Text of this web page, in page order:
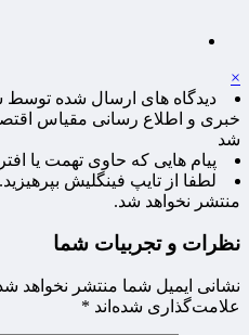
×
دیدگاه های ارسال شده توسط
خبری و اطلاع رسانی مقیاس
شد
پیام هایی که حاوی تهمت یا
لطفا از تایپ فینگلیش
منتشر نخواهد شد.
نظرات و تجربیات شما
نشانی ایمیل شما منتشر نخواهد
علامت‌گذاری شده‌اند *